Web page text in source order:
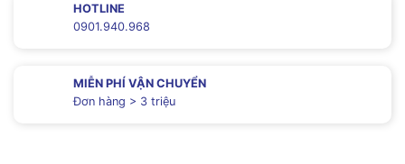
HOTLINE
0901.940.968
MIỄN PHÍ VẬN CHUYỂN
Đơn hàng > 3 triệu